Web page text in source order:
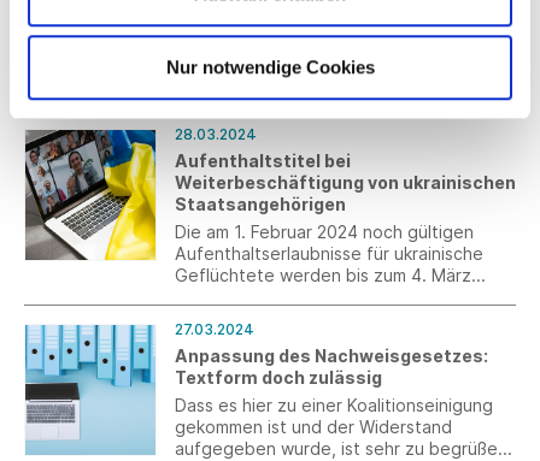
Nur notwendige Cookies
lohnsteuerrechtliche Änderungen.
Mar 2024
28.03.2024
Aufenthaltstitel bei
Weiterbeschäftigung von ukrainischen
Staatsangehörigen
Die am 1. Februar 2024 noch gültigen
Aufenthaltserlaubnisse für ukrainische
Geflüchtete werden bis zum 4. März
Erwerbstätigkeit ist ebenfalls möglich.
27.03.2024
Anpassung des Nachweisgesetzes:
Textform doch zulässig
Dass es hier zu einer Koalitionseinigung
gekommen ist und der Widerstand
aufgegeben wurde, ist sehr zu begrüßen.